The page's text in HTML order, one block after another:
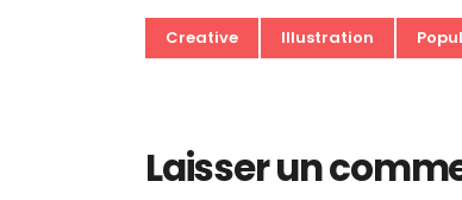
Creative Illustration
Laisser un